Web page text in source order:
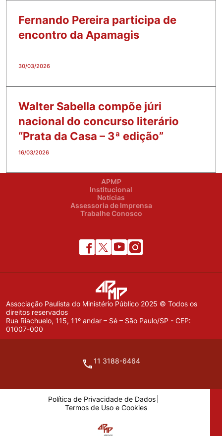
Fernando Pereira participa de
encontro da Apamagis
30/03/2026
Walter Sabella compõe júri
nacional do concurso literário
“Prata da Casa – 3ª edição”
16/03/2026
APMP
Institucional
Notícias
Assessoria de Imprensa
Trabalhe Conosco
Associação Paulista do Ministério Público 2025 © Todos os
direitos reservados
Rua Riachuelo, 115, 11º andar – Sé – São Paulo/SP - CEP:
01007-000
11 3188-6464
Política de Privacidade de Dados
Termos de Uso e Cookies